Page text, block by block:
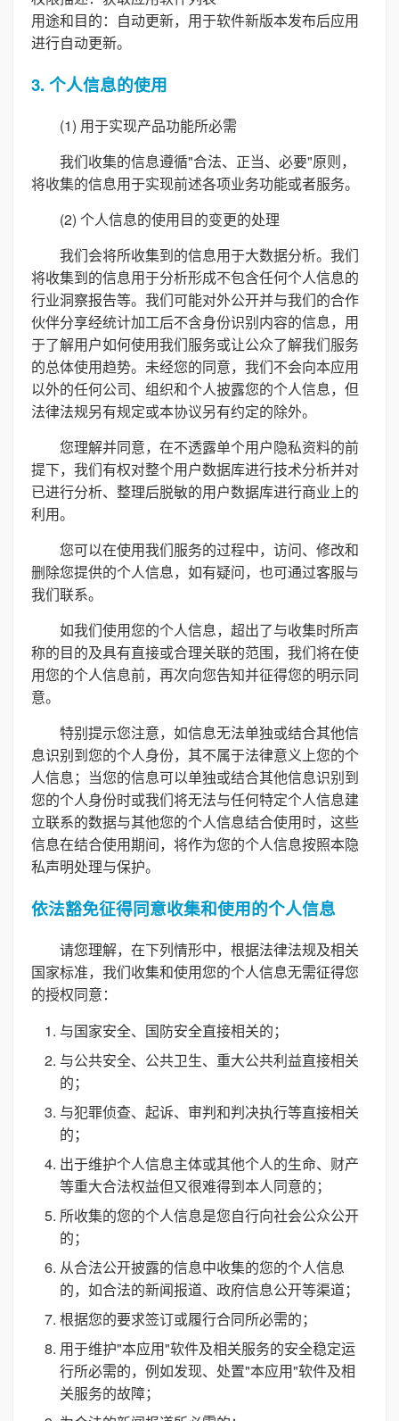
用途和目的：自动更新，用于软件新版本发布后应用
进行自动更新。
3. 个人信息的使用
(1) 用于实现产品功能所必需
我们收集的信息遵循"合法、正当、必要"原则，
将收集的信息用于实现前述各项业务功能或者服务。
(2) 个人信息的使用目的变更的处理
我们会将所收集到的信息用于大数据分析。我们
将收集到的信息用于分析形成不包含任何个人信息的
行业洞察报告等。我们可能对外公开并与我们的合作
伙伴分享经统计加工后不含身份识别内容的信息，用
于了解用户如何使用我们服务或让公众了解我们服务
的总体使用趋势。未经您的同意，我们不会向本应用
以外的任何公司、组织和个人披露您的个人信息，但
法律法规另有规定或本协议另有约定的除外。
您理解并同意，在不透露单个用户隐私资料的前
提下，我们有权对整个用户数据库进行技术分析并对
已进行分析、整理后脱敏的用户数据库进行商业上的
利用。
您可以在使用我们服务的过程中，访问、修改和
删除您提供的个人信息，如有疑问，也可通过客服与
我们联系。
如我们使用您的个人信息，超出了与收集时所声
称的目的及具有直接或合理关联的范围，我们将在使
用您的个人信息前，再次向您告知并征得您的明示同
意。
特别提示您注意，如信息无法单独或结合其他信
息识别到您的个人身份，其不属于法律意义上您的个
人信息；当您的信息可以单独或结合其他信息识别到
您的个人身份时或我们将无法与任何特定个人信息建
立联系的数据与其他您的个人信息结合使用时，这些
信息在结合使用期间，将作为您的个人信息按照本隐
私声明处理与保护。
依法豁免征得同意收集和使用的个人信息
请您理解，在下列情形中，根据法律法规及相关
国家标准，我们收集和使用您的个人信息无需征得您
的授权同意：
与国家安全、国防安全直接相关的；
与公共安全、公共卫生、重大公共利益直接相关
的；
与犯罪侦查、起诉、审判和判决执行等直接相关
的；
出于维护个人信息主体或其他个人的生命、财产
等重大合法权益但又很难得到本人同意的；
所收集的您的个人信息是您自行向社会公众公开
的；
从合法公开披露的信息中收集的您的个人信息
的，如合法的新闻报道、政府信息公开等渠道；
根据您的要求签订或履行合同所必需的；
用于维护"本应用"软件及相关服务的安全稳定运
行所必需的，例如发现、处置"本应用"软件及相
关服务的故障；